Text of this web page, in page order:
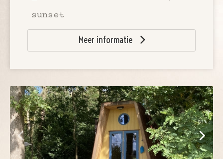
sunset
Meer informatie